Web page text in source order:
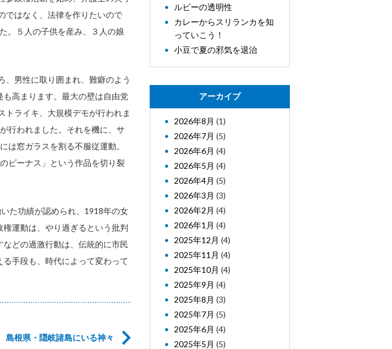
ではなく、法律を作りたいので
。５人の子供を産み、３人の娘
、男性に取り囲まれ、難癖のよう
高まります。最大の壁は自由党
トライキ、大規模デモが行われま
行われました。それを機に、サ
は窓ガラスを割る不服従運動。
ビーナス」という作品を切り裂
た功績が認められ、1918年の女
運動は、やり過ぎるという批判
どの過激行動は、伝統的に市民
手段も、時代によって変わって
島根県・隠岐諸島にいる神々
ルビーの透明性
カレーからスリランカを知
っていこう！
小豆で夏の邪気を退治
アーカイブ
2026年8月 (1)
2026年7月 (5)
2026年6月 (4)
2026年5月 (4)
2026年4月 (5)
2026年3月 (3)
2026年2月 (4)
2026年1月 (4)
2025年12月 (4)
2025年11月 (4)
2025年10月 (4)
2025年9月 (4)
2025年8月 (3)
2025年7月 (5)
2025年6月 (4)
2025年5月 (5)